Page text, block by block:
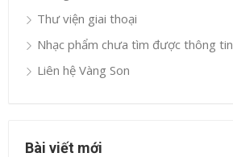
Thư viện giai thoại
Nhạc phẩm chưa tìm được thông tin
Liên hệ Vàng Son
Bài viết mới